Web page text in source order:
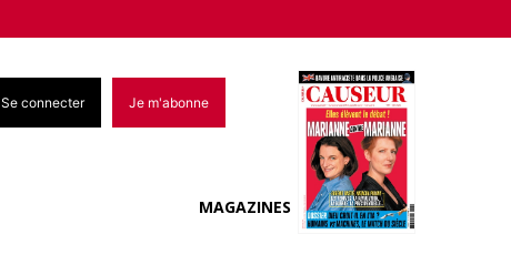
Se connecter Je m'abonne
MAGAZINES